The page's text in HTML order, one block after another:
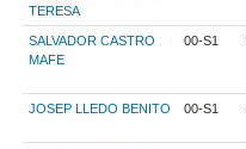
TERESA
SALVADOR CASTRO
MAFE
00-S1
JOSEP LLEDO BENITO 00-S1